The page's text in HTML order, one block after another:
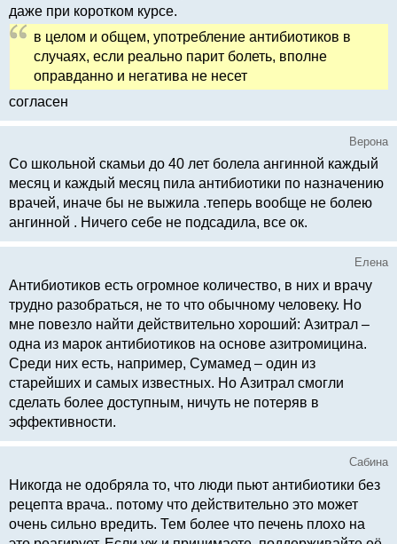
даже при коротком курсе.
в целом и общем, употребление антибиотиков в
случаях, если реально парит болеть, вполне
оправданно и негатива не несет
согласен
Верона
Со школьной скамьи до 40 лет болела ангинной каждый
месяц и каждый месяц пила антибиотики по назначению
врачей, иначе бы не выжила .теперь вообще не болею
ангинной . Ничего себе не подсадила, все ок.
Елена
Антибиотиков есть огромное количество, в них и врачу
трудно разобраться, не то что обычному человеку. Но
мне повезло найти действительно хороший: Азитрал –
одна из марок антибиотиков на основе азитромицина.
Среди них есть, например, Сумамед – один из
старейших и самых известных. Но Азитрал смогли
сделать более доступным, ничуть не потеряв в
эффективности.
Сабина
Никогда не одобряла то, что люди пьют антибиотики без
рецепта врача.. потому что действительно это может
очень сильно вредить. Тем более что печень плохо на